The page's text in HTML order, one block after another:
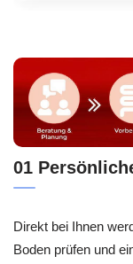
01
Direkt bei Ihnen
Boden prüfen und